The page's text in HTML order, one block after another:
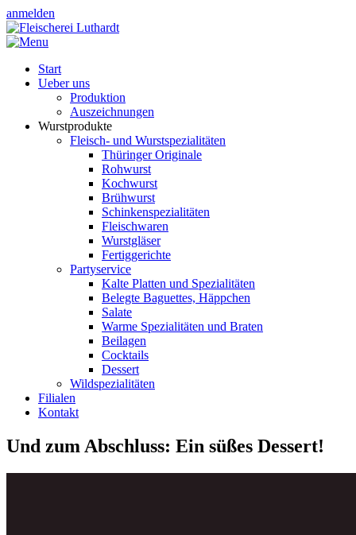
anmelden
Start
Ueber uns
Produktion
Auszeichnungen
Wurstprodukte
Fleisch- und Wurstspezialitäten
Thüringer Originale
Rohwurst
Kochwurst
Brühwurst
Schinkenspezialitäten
Fleischwaren
Wurstgläser
Fertiggerichte
Partyservice
Kalte Platten und Spezialitäten
Belegte Baguettes, Häppchen
Salate
Warme Spezialitäten und Braten
Beilagen
Cocktails
Dessert
Wildspezialitäten
Filialen
Kontakt
Und zum Abschluss: Ein süßes Dessert!